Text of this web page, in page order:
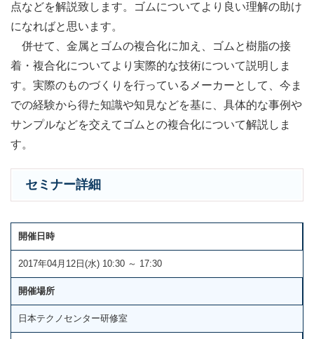
点などを解説致します。ゴムについてより良い理解の助け
になればと思います。
併せて、金属とゴムの複合化に加え、ゴムと樹脂の接
着・複合化についてより実際的な技術について説明しま
す。実際のものづくりを行っているメーカーとして、今ま
での経験から得た知識や知見などを基に、具体的な事例や
サンプルなどを交えてゴムとの複合化について解説しま
す。
セミナー詳細
開催日時
2017年04月12日(水) 10:30 ～ 17:30
開催場所
日本テクノセンター研修室